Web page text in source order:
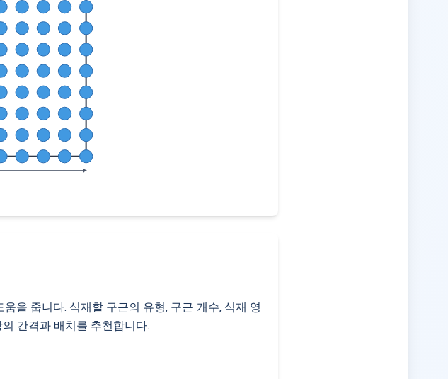
을 줍니다. 식재할 구근의 유형, 구근 개수, 식재 영
간격과 배치를 추천합니다.